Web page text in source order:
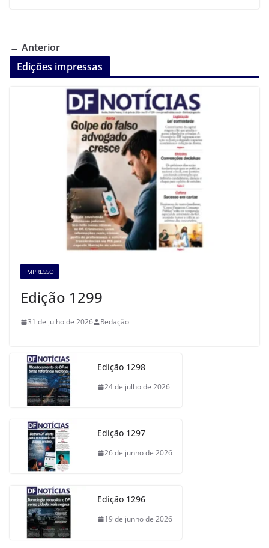
← Anterior
Edições impressas
IMPRESSO
Edição 1299
31 de julho de 2026 Redação
Edição 1298
24 de julho de 2026
Edição 1297
26 de junho de 2026
Edição 1296
19 de junho de 2026